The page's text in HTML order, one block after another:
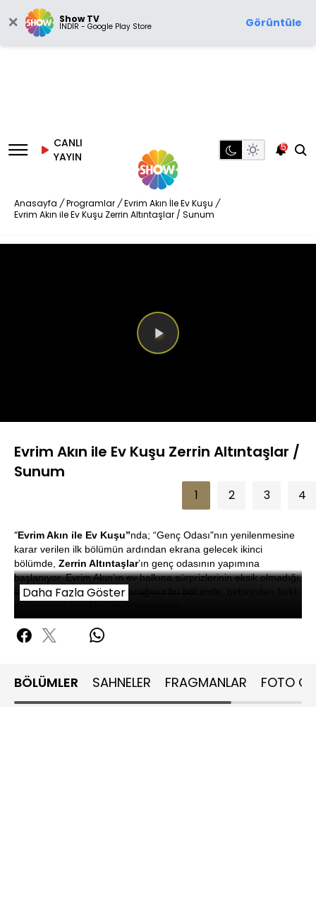
Show TV
İNDİR - Google Play Store Görüntüle
CANLI
YAYIN
5
Anasayfa / Programlar / Evrim Akın İle Ev Kuşu /
Evrim Akın ile Ev Kuşu Zerrin Altıntaşlar / Sunum
Videoyu
Evrim Akın ile Ev Kuşu Zerrin Altıntaşlar /
Sunum
1 2 3 4
“Evrim Akın ile Ev Kuşu”nda; “Genç Odası"nın yenilenmesine
karar verilen ilk bölümün ardından ekrana gelecek ikinci
bölümde, Zerrin Altıntaşlar’ın genç odasının yapımına
başlanıyor. Evrim Akın’ın ev halkına sürprizlerinin eksik olmadığı,
eğlenceli anlarına şahit olacağınız bu bölümde, birbirinden farklı
Daha Fazla Göster
BÖLÜMLER SAHNELER FRAGMANLAR FOTO